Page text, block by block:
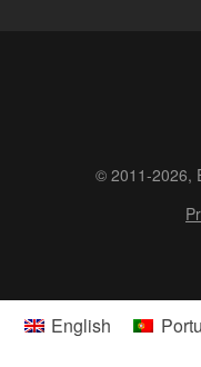
© 2011-2026,
English